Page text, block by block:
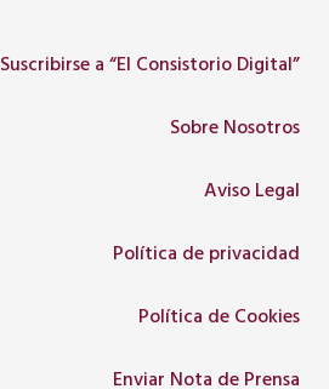
Suscribirse a “El Consistorio Digital”
Sobre Nosotros
Aviso Legal
Política de privacidad
Política de Cookies
Enviar Nota de Prensa